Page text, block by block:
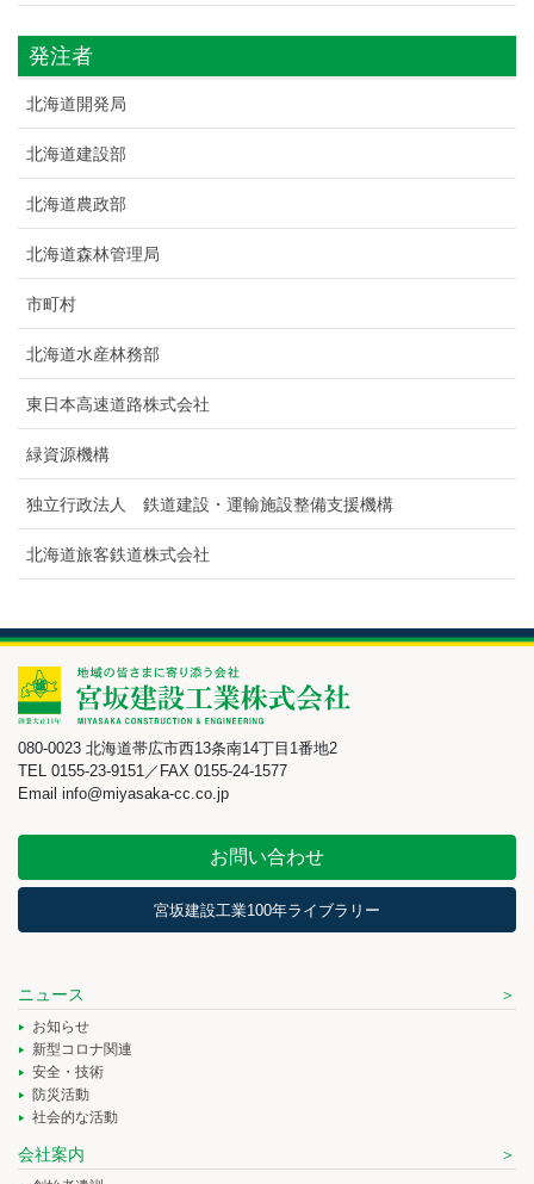
発注者
北海道開発局
北海道建設部
北海道農政部
北海道森林管理局
市町村
北海道水産林務部
東日本高速道路株式会社
緑資源機構
独立行政法人 鉄道建設・運輸施設整備支援機構
北海道旅客鉄道株式会社
080-0023 北海道帯広市西13条南14丁目1番地2
TEL 0155-23-9151／FAX 0155-24-1577
Email info@miyasaka-cc.co.jp
お問い合わせ
宮坂建設工業100年ライブラリー
ニュース
お知らせ
新型コロナ関連
安全・技術
防災活動
社会的な活動
会社案内